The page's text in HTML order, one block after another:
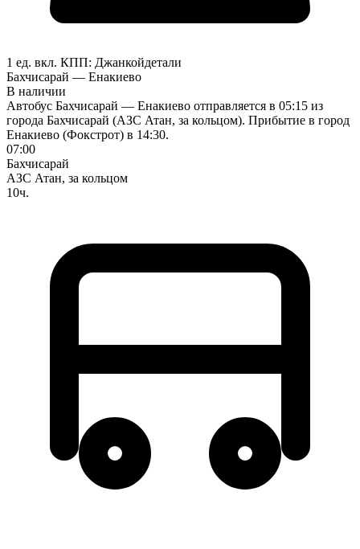
1 ед. вкл. КПП: Джанкойдетали
Бахчисарай — Енакиево
В наличии
Автобус Бахчисарай — Енакиево отправляется в 05:15 из
города Бахчисарай (АЗС Атан, за кольцом). Прибытие в город
Енакиево (Фокстрот) в 14:30.
07:00
Бахчисарай
АЗС Атан, за кольцом
10ч.